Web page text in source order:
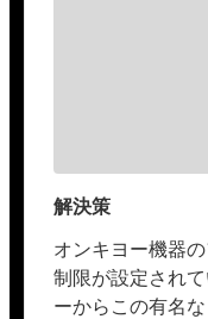
解決策
オンキヨー機器
制限が設定され
ーからこの有名